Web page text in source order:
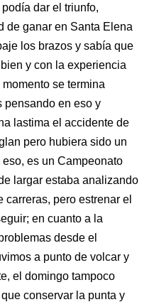
dar el triunfo,
de ganar en Santa Elena
los brazos y sabía que
y con la experiencia
se termina
pensando en eso y
lastima el accidente de
pero hubiera sido un
es un Campeonato
largar estaba analizando
pero estrenar el
en cuanto a la
desde el
a punto de volcar y
el domingo tampoco
conservar la punta y